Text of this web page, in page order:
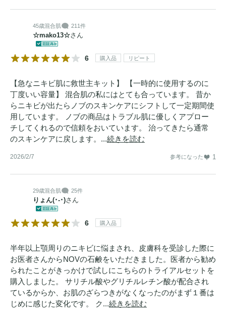
45歳混合肌 211件
☆mako13☆さん
6 購入品 リピート
【急なニキビ肌に救世主キット】 【一時的に使用するのに
丁度いい容量】 混合肌の私にはとても合っています。 昔か
らニキビが出たらノブのスキンケアにシフトして一定期間使
用しています。 ノブの商品はトラブル肌に優しくアプロー
チしてくれるので信頼をおいています。 治ってきたら通常
のスキンケアに戻します。...続きを読む
2026/2/7 参考になった 1
29歳混合肌 25件
りょん(･-･)さん
6 購入品
半年以上顎周りのニキビに悩まされ、皮膚科を受診した際に
お医者さんからNOVの石鹸をいただきました。医者から勧め
られたことがきっかけで試しにこちらのトライアルセットを
購入しました。 サリチル酸やグリチルレチン酸が配合され
ているからか、お肌のざらつきがなくなったのがまず１番は
じめに感じた変化です。 ク...続きを読む